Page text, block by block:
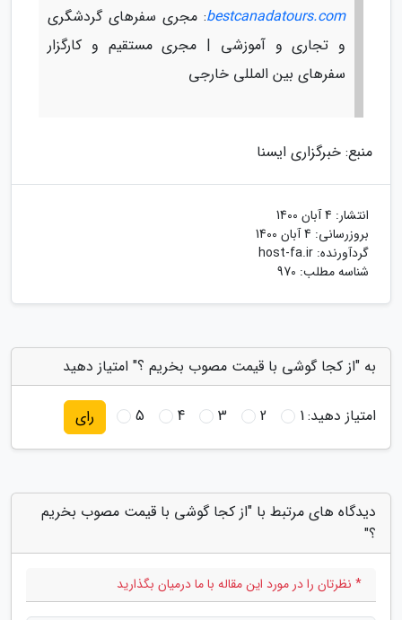
bestcanadatours.com: مجری سفرهای گردشگری
و تجاری و آموزشی | مجری مستقیم و کارگزار
سفرهای بین المللی خارجی
منبع: خبرگزاری ایسنا
انتشار: 4 آبان 1400
بروزرسانی: 4 آبان 1400
گردآورنده: host-fa.ir
شناسه مطلب: 970
به "از کجا گوشی با قیمت مصوب بخریم ؟" امتیاز دهید
امتیاز دهید:1
2
3
4
5 رای
دیدگاه های مرتبط با "از کجا گوشی با قیمت مصوب بخریم
؟"
* نظرتان را در مورد این مقاله با ما درمیان بگذارید